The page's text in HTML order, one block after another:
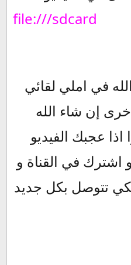
file:///sdcard
في املي لقائي
عجبك الفيديو
اشترك في القناة و